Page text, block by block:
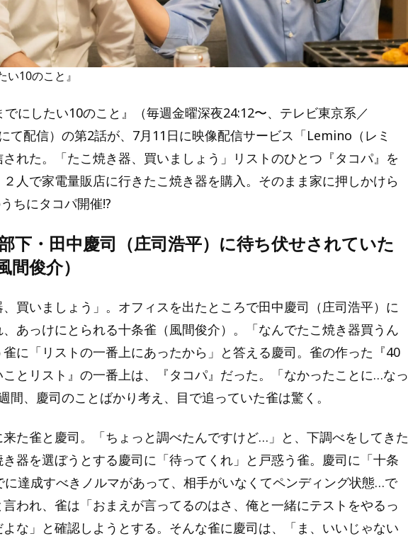
い10のこと』
でにしたい10のこと』（毎週金曜深夜24:12〜、テレビ東京系／
て配信）の第2話が、7月11日に映像配信サービス「Lemino（レミ
された。「たこ焼き器、買いましょう」リストのひとつ『タコパ』を
人で家電量販店に行きたこ焼き器を購入。そのまま家に押しかけら
ちにタコパ開催!?
下・田中慶司（庄司浩平）に待ち伏せされていた
間俊介）
、買いましょう」。オフィスを出たところで田中慶司（庄司浩平）に
あっけにとられる十条雀（風間俊介）。「なんでたこ焼き器買うん
に「リストの一番上にあったから」と答える慶司。雀の作った『40
ことリスト』の一番上は、『タコパ』だった。「なかったことに…なっ
間、慶司のことばかり考え、目で追っていた雀は驚く。
た雀と慶司。「ちょっと調べたんですけど…」と、下調べをしてきた
器を選ぼうとする慶司に「待ってくれ」と戸惑う雀。慶司に「十条
に達成すべきノルマがあって、相手がいなくてペンディング状態…で
言われ、雀は「おまえが言ってるのはさ、俺と一緒にテストをやるっ
な」と確認しようとする。そんな雀に慶司は、「ま、いいじゃない